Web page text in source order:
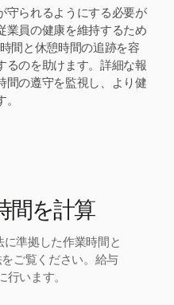
守られるようにする必要が
業員の健康を維持するため
間と休憩時間の追跡を容
るのを助けます。詳細な報
間の遵守を監視し、より健
間を計算
準拠した作業時間と
ご覧ください。給与
行います。